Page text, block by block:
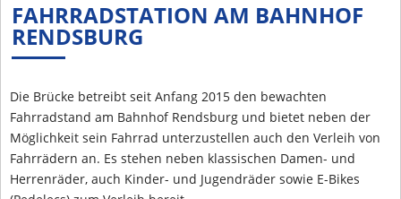
FAHRRADSTATION AM BAHNHOF
RENDSBURG
Die Brücke betreibt seit Anfang 2015 den bewachten
Fahrradstand am Bahnhof Rendsburg und bietet neben der
Möglichkeit sein Fahrrad unterzustellen auch den Verleih von
Fahrrädern an. Es stehen neben klassischen Damen- und
Herrenräder, auch Kinder- und Jugendräder sowie E-Bikes